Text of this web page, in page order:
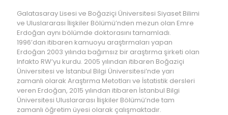
Galatasaray Lisesi ve Boğaziçi Üniversitesi Siyaset Bilimi
ve Uluslararası İlişkiler Bölümü’nden mezun olan Emre
Erdoğan aynı bölümde doktorasını tamamladı.
1996’dan itibaren kamuoyu araştırmaları yapan
Erdoğan 2003 yılında bağımsız bir araştırma şirketi olan
Infakto RW’yu kurdu. 2005 yılından itibaren Boğaziçi
Üniversitesi ve İstanbul Bilgi Üniversitesi’nde yarı
zamanlı olarak Araştırma Metotları ve İstatistik dersleri
veren Erdoğan, 2015 yılından itibaren İstanbul Bilgi
Üniversitesi Uluslararası İlişkiler Bölümü’nde tam
zamanlı öğretim üyesi olarak çalışmaktadır.